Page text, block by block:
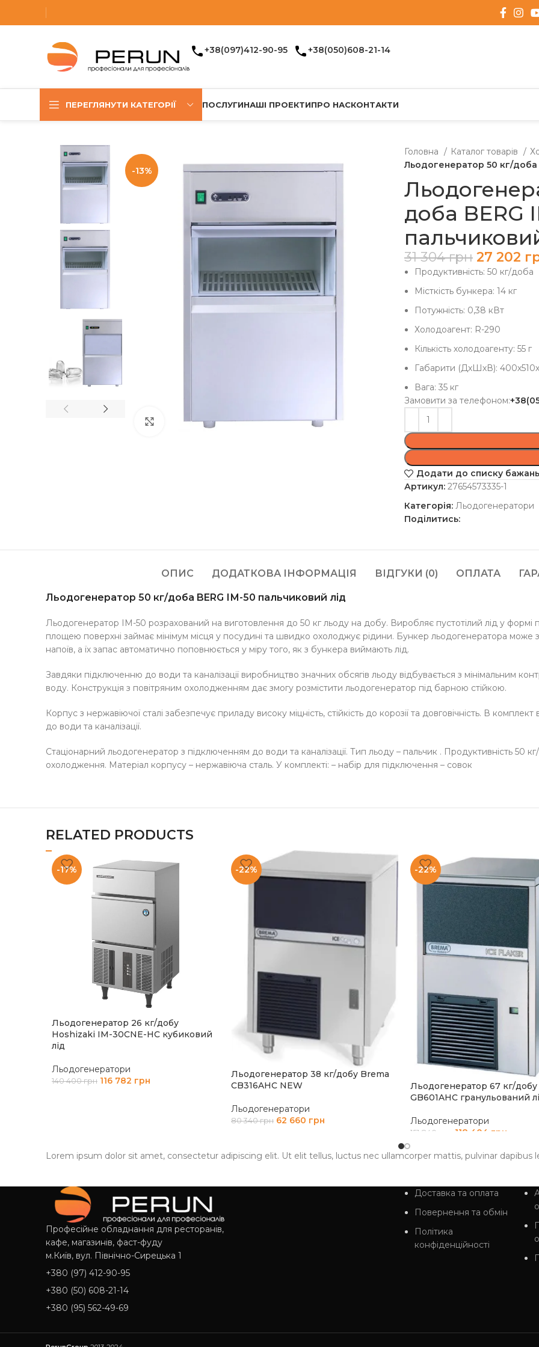
+38(097)412-90-95 +38(050)608-21-14
ПЕРЕГЛЯНУТИ КАТЕГОРІЇ ПОСЛУГИНАШІ ПРОЕКТИПРО НАСКОНТАКТИ
-13%
Клацніть, щоб збільшити
Головна Каталог товарів
Льодогенератор 50 кг/доба
доба BERG
31 304грн 27 202
Продуктивність: 50 кг/доба
Місткість бункера: 14 кг
Потужність: 0,38 кВт
Холодоагент: R-290
Кількість холодоагенту: 55 г
Габарити (ДхШхВ):
Вага: 35 кг
Замовити за телефоном:
Додати до списку бажань
Артикул: 27654573335-1
Категорія: Льодогенератори
Поділитись:
ОПИС ДОДАТКОВА ІНФОРМАЦІЯ ВІДГУКИ (0) ОПЛАТА
Льодогенератор 50 кг/доба BERG ІМ-50 пальчиковий лід
Льодогенератор IM-50 розрахований на виготовлення до 50 кг льоду на добу. Виробляє пустотілий лід у
площею поверхні займає мінімум місця у посудині та швидко охолоджує рідини. Бункер льодогенератора може
напоїв, а їх запас автоматично поповнюється у міру того, як з бункера виймають лід.
Завдяки підключенню до води та каналізації виробництво значних обсягів льоду відбувається з мінімальним
воду. Конструкція з повітряним охолодженням дає змогу розмістити льодогенератор під барною стійкою.
Корпус з нержавіючої сталі забезпечує приладу високу міцність, стійкість до корозії та довговічність. В
до води та каналізації.
Стаціонарний льодогенератор з підключенням до води та каналізації. Тип льоду – пальчик . Продуктивність 50
охолодження. Матеріал корпусу – нержавіюча сталь. У комплекті: – набір для підключення – совок
RELATED PRODUCTS
-17%
Льодогенератор 26 кг/добу
Hoshizaki IM-30CNE-HC кубиковий
лід
Льодогенератори
140 400грн 116 782 грн
-22%
Льодогенератор 38 кг/добу Brema
CB316AHC NEW
Льодогенератори
80 340грн 62 660 грн
-22%
Льодогенератор 67 кг/
GB601AHC гранульований
Льодогенератори
151 840 118 404 грн
Lorem ipsum dolor sit amet, consectetur adipiscing elit. Ut elit tellus, luctus nec ullamcorper mattis, pulvinar dapibus
Професійне обладнання для ресторанів,
кафе, магазинів, фаст-фуду
м.Київ, вул. Північно-Сирецька 1
+380 (97) 412-90-95
+380 (50) 608-21-14
+380 (95) 562-49-69
Доставка та оплата
Повернення та обмін
Політика
конфіденційності